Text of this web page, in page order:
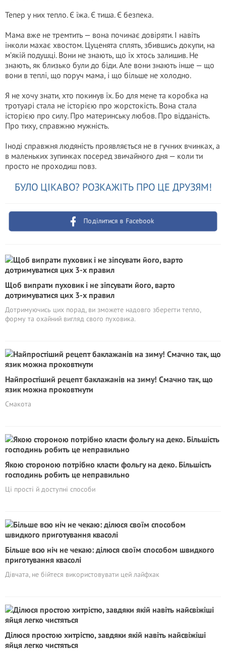
Тепер у них тепло. Є їжа. Є тиша. Є безпека.
Мама вже не тремтить — вона починає довіряти. І навіть
інколи махає хвостом. Цуценята сплять, збившись докупи, на
м’якій подушці. Вони не знають, що їх хтось залишив. Не
знають, як близько були до біди. Але вони знають інше — що
вони в теплі, що поруч мама, і що більше не холодно.
Я не хочу знати, хто покинув їх. Бо для мене та коробка на
тротуарі стала не історією про жорстокість. Вона стала
історією про силу. Про материнську любов. Про відданість.
Про тиху, справжню мужність.
Іноді справжня людяність проявляється не в гучних вчинках, а
в маленьких зупинках посеред звичайного дня — коли ти
просто не проходиш повз.
БУЛО ЦІКАВО? РОЗКАЖІТЬ ПРО ЦЕ ДРУЗЯМ!
Поділитися в Facebook
Щоб випрати пуховик і не зіпсувати його, варто
дотримуватися цих 3-х правил
Дотримуючись цих порад, ви зможете надовго зберегти тепло,
форму та охайний вигляд свого пуховика.
Найпростіший рецепт баклажанів на зиму! Смачно так, що
язик можна проковтнути
Смакота
Якою стороною потрібно класти фольгу на деко. Більшість
господинь робить це неправильно
Ці прості й доступні способи
Більше всю ніч не чекаю: ділюся своїм способом швидкого
приготування квасолі
Дівчата, не бійтеся використовувати цей лайфхак
Ділюся простою хитрістю, завдяки якій навіть найсвіжіші
яйця легко чистяться